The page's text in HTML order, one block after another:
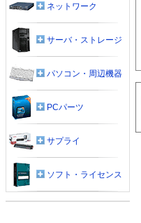
ネットワーク
サーバ・ストレージ
パソコン・周辺機器
PCパーツ
サプライ
ソフト・ライセンス